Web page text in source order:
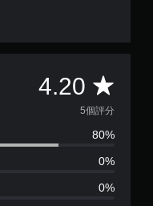
4.20 平
均
評
分
5個評分
80%
0%
0%